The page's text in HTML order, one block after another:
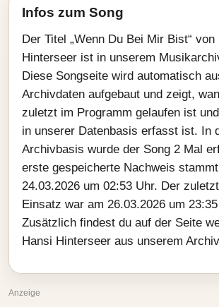
Infos zum Song
Der Titel „Wenn Du Bei Mir Bist“ von
Hinterseer ist in unserem
Diese Songseite wird automatisch
Archivdaten aufgebaut und zeigt,
zuletzt im Programm gelaufen ist
in unserer Datenbasis erfasst ist. In
Archivbasis wurde der Song 2 Mal
erste gespeicherte Nachweis
24.03.2026 um 02:53 Uhr. Der
Einsatz war am 26.03.2026 um
Zusätzlich findest du auf der Seite
Hansi Hinterseer aus unserem
Anzeige